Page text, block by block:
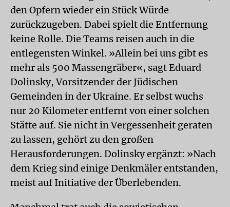
den Opfern wieder ein Stück Würde
zurückzugeben. Dabei spielt die Entfernung
keine Rolle. Die Teams reisen auch in die
entlegensten Winkel. »Allein bei uns gibt es
mehr als 500 Massengräber«, sagt Eduard
Dolinsky, Vorsitzender der Jüdischen
Gemeinden in der Ukraine. Er selbst wuchs
nur 20 Kilometer entfernt von einer solchen
Stätte auf. Sie nicht in Vergessenheit geraten
zu lassen, gehört zu den großen
Herausforderungen. Dolinsky ergänzt: »Nach
dem Krieg sind einige Denkmäler entstanden,
meist auf Initiative der Überlebenden.